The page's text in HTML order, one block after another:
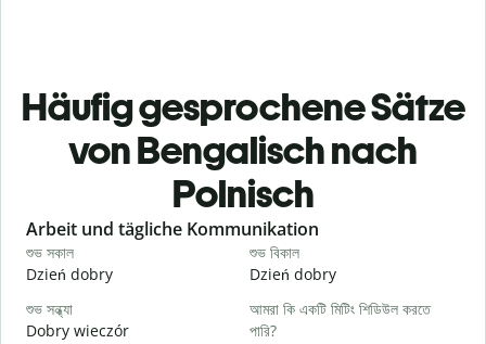
Häufig gesprochene Sätze
von Bengalisch nach
Polnisch
Slide 1 of 6
Arbeit und tägliche Kommunikation
শুভ সকাল
Dzień dobry
শুভ বিকাল
Dzień dobry
শুভ সন্ধ্যা
Dobry wieczór
আমরা কি একটি মিটিং শিডিউল করতে
পারি?